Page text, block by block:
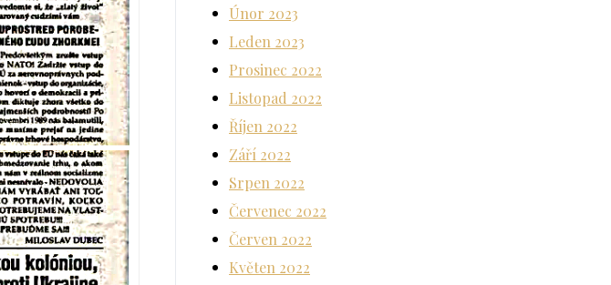
Únor 2023
Leden 2023
Prosinec 2022
Listopad 2022
Říjen 2022
Září 2022
Srpen 2022
Červenec 2022
Červen 2022
Květen 2022